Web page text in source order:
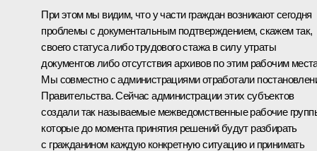
При этом мы видим, что у части граждан возникают сегодня
проблемы с документальным подтверждением, скажем так,
своего статуса либо трудового стажа в силу утраты
документов либо отсутствия архивов по этим рабочим
Мы совместно с администрациями отработали
Правительства. Сейчас администрации этих субъектов
создали так называемые межведомственные рабочие
которые до момента принятия решений будут разбирать
с гражданином каждую конкретную ситуацию и принимать